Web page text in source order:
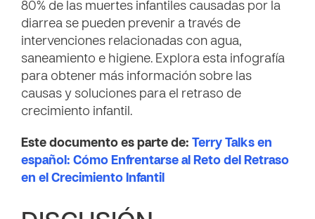
80% de las muertes infantiles causadas por la
diarrea se pueden prevenir a través de
intervenciones relacionadas con agua,
saneamiento e higiene. Explora esta infografía
para obtener más información sobre las
causas y soluciones para el retraso de
crecimiento infantil.
Este documento es parte de: Terry Talks en
español: Cómo Enfrentarse al Reto del Retraso
en el Crecimiento Infantil